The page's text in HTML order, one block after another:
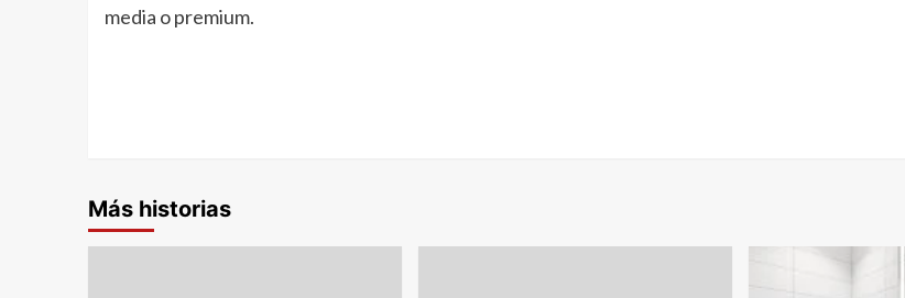
media o premium.
Más historias